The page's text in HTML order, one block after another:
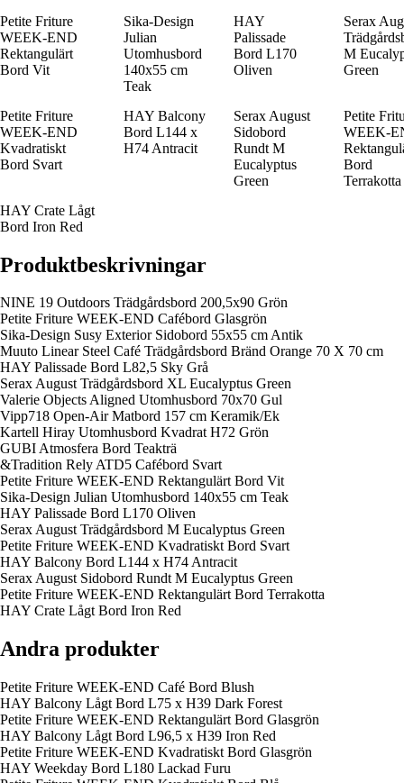
Petite Friture
WEEK-END
Rektangulärt
Bord Vit
Sika-Design
Julian
Utomhusbord
140x55 cm
Teak
HAY
Palissade
Bord L170
Oliven
Serax
M
Green
Petite Friture
WEEK-END
Kvadratiskt
Bord Svart
HAY Balcony
Bord L144 x
H74 Antracit
Serax August
Sidobord
Rundt M
Eucalyptus
Green
Petite
WEEK-
Bord
Terrakotta
HAY Crate Lågt
Bord Iron Red
Produktbeskrivningar
NINE 19 Outdoors Trädgårdsbord 200,5x90 Grön
Petite Friture WEEK-END Cafébord Glasgrön
Sika-Design Susy Exterior Sidobord 55x55 cm Antik
Muuto Linear Steel Café Trädgårdsbord Bränd Orange 70 X 70 cm
HAY Palissade Bord L82,5 Sky Grå
Serax August Trädgårdsbord XL Eucalyptus Green
Valerie Objects Aligned Utomhusbord 70x70 Gul
Vipp718 Open-Air Matbord 157 cm Keramik/Ek
Kartell Hiray Utomhusbord Kvadrat H72 Grön
GUBI Atmosfera Bord Teakträ
&Tradition Rely ATD5 Cafébord Svart
Petite Friture WEEK-END Rektangulärt Bord Vit
Sika-Design Julian Utomhusbord 140x55 cm Teak
HAY Palissade Bord L170 Oliven
Serax August Trädgårdsbord M Eucalyptus Green
Petite Friture WEEK-END Kvadratiskt Bord Svart
HAY Balcony Bord L144 x H74 Antracit
Serax August Sidobord Rundt M Eucalyptus Green
Petite Friture WEEK-END Rektangulärt Bord Terrakotta
HAY Crate Lågt Bord Iron Red
Andra produkter
Petite Friture WEEK-END Café Bord Blush
HAY Balcony Lågt Bord L75 x H39 Dark Forest
Petite Friture WEEK-END Rektangulärt Bord Glasgrön
HAY Balcony Lågt Bord L96,5 x H39 Iron Red
Petite Friture WEEK-END Kvadratiskt Bord Glasgrön
HAY Weekday Bord L180 Lackad Furu